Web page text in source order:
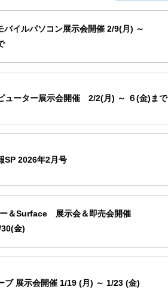
イルパソコン展示会開催 2/9(月) ～
ューター展示会開催 2/2(月) ～ ６(金)まで
SP 2026年2月号
ー＆Surface 展示会＆即売会開催
金)
ブ 展示会開催 1/19 (月) ～ 1/23 (金)